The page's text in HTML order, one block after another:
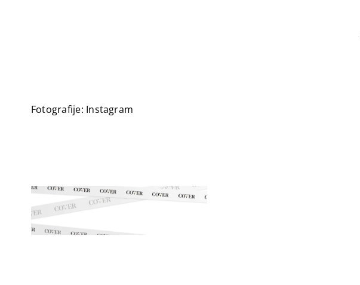
Fotografije: Instagram